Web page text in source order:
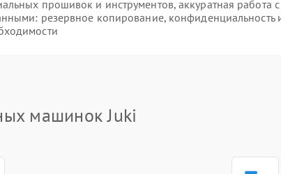
прошивок и инструментов, аккуратная работа с
резервное копирование, конфиденциальность
машинок Juki